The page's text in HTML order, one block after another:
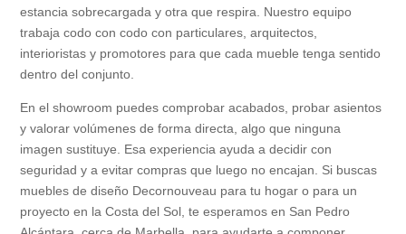
estancia sobrecargada y otra que respira. Nuestro equipo
trabaja codo con codo con particulares, arquitectos,
interioristas y promotores para que cada mueble tenga sentido
dentro del conjunto.
En el showroom puedes comprobar acabados, probar asientos
y valorar volúmenes de forma directa, algo que ninguna
imagen sustituye. Esa experiencia ayuda a decidir con
seguridad y a evitar compras que luego no encajan. Si buscas
muebles de diseño Decornouveau para tu hogar o para un
proyecto en la Costa del Sol, te esperamos en San Pedro